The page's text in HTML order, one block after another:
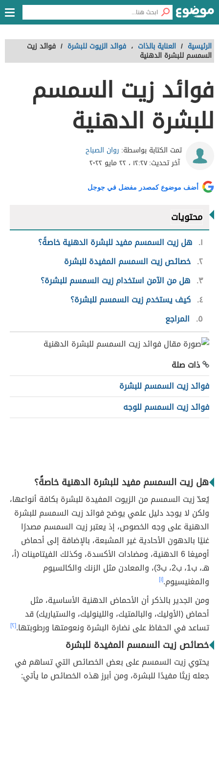
الرئيسية / العناية بالذات ، فوائد الزيوت للبشرة / فوائد زيت
السمسم للبشرة الدهنية
فوائد زيت السمسم
للبشرة الدهنية
تمت الكتابة بواسطة: روان الصباح
آخر تحديث:١٢:٢٧ ، ٢٢ مايو ٢٠٢٢
أضف موضوع كمصدر مفضل في جوجل
محتويات
١ هل زيت السمسم مفيد للبشرة الدهنية خاصةً؟
٢ خصائص زيت السمسم المفيدة للبشرة
٣ هل من الآمن استخدام زيت السمسم للبشرة؟
٤ كيف يستخدم زيت السمسم للبشرة؟
٥
المراجع
ذات صلة
فوائد زيت السمسم للبشرة
فوائد زيت السمسم للوجه
هل زيت السمسم مفيد للبشرة الدهنية خاصةً؟
يُعدّ زيت السمسم من الزيوت المفيدة للبشرة بكافة أنواعها،
ولكن لا يوجد دليل علمي يوضح فوائد زيت السمسم للبشرة
الدهنية على وجه الخصوص، إذ يعتبر زيت السمسم مصدرًا
غنيًا بالدهون الأحادية غير المشبعة، بالإضافة إلى أحماض
أوميغا 6 الدهنية، ومضادات الأكسدة، وكذلك الفيتامينات (أ،
هـ، ب1، ب2، ب3)، والمعادن مثل الزنك والكالسيوم
والمغنيسيوم.[١]
ومن الجدير بالذكر أن الأحماض الدهنية الأساسية، مثل
أحماض (الأوليك، والبالمتيك، واللينوليك، والستياريك) قد
تساعد في الحفاظ على نضارة البشرة ونعومتها ورطوبتها.[٢]
خصائص زيت السمسم المفيدة للبشرة
يحتوي زيت السمسم على بعض الخصائص التي تساهم في
جعله زيتًا مفيدًا للبشرة، ومن أبرز هذه الخصائص ما يأتي: